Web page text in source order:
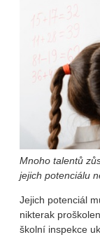
Mnoho talentů
jejich potenciálu
Jejich potenciál
nikterak
školní inspekce